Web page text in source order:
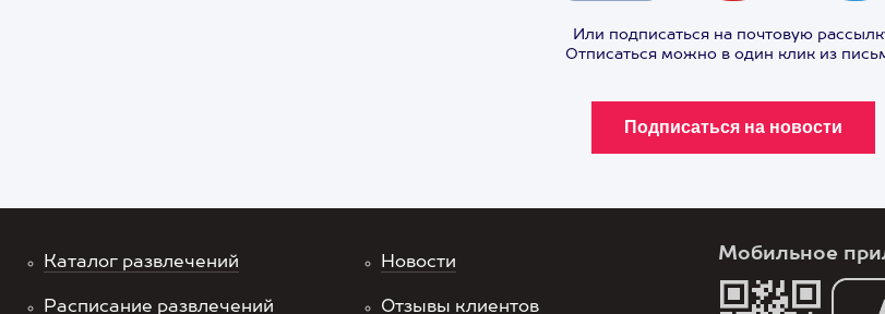
Или подписаться на почтовую
Отписаться можно в один клик из
Каталог развлечений
Расписание развлечений
Новости
Отзывы клиентов
Мобильное